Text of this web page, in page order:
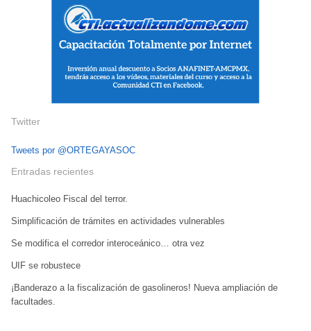
Twitter
Tweets por @ORTEGAYASOC
Entradas recientes
Huachicoleo Fiscal del terror.
Simplificación de trámites en actividades vulnerables
Se modifica el corredor interoceánico… otra vez
UIF se robustece
¡Banderazo a la fiscalización de gasolineros! Nueva ampliación de
facultades.